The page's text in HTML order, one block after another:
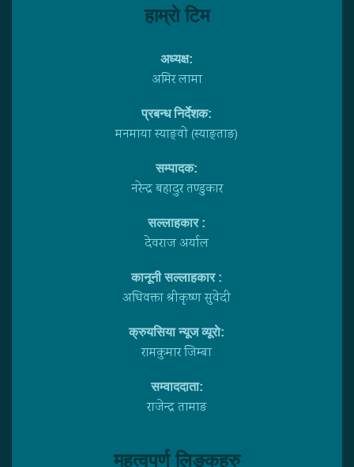
हाम्राे टिम
अध्यक्ष:
अमिर लामा
प्रबन्ध निर्देशक:
मनमाया स्याङ्वाे (स्याङ्ताङ)
सम्पादक:
नरेन्द्र बहादुर तण्डुकार
सल्लाहकार :
देवराज अर्याल
कानूनी सल्लाहकार :
अधिवक्ता श्रीकृष्ण सुवेदी
क्रुयसिया न्यूज व्यूराे:
रामकुमार जिम्बा
सम्वाददाता:
राजेन्द्र तामाङ
महत्वपर्ण लिङ्कहरु